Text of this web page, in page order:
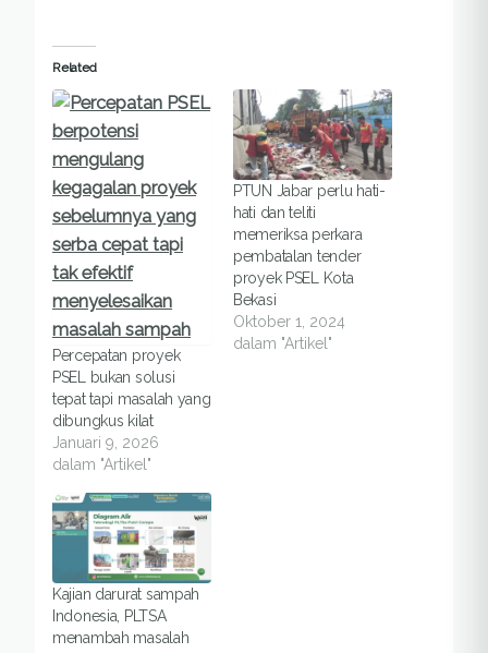
Related
Percepatan proyek
PSEL bukan solusi
tepat tapi masalah yang
dibungkus kilat
Januari 9, 2026
dalam "Artikel"
PTUN Jabar perlu hati-
hati dan teliti
memeriksa perkara
pembatalan tender
proyek PSEL Kota
Bekasi
Oktober 1, 2024
dalam "Artikel"
Kajian darurat sampah
Indonesia, PLTSA
menambah masalah